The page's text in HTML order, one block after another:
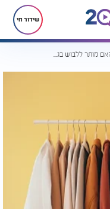
שידור חי
האם מותר ללבוש בגדים שנקנו בשבת?